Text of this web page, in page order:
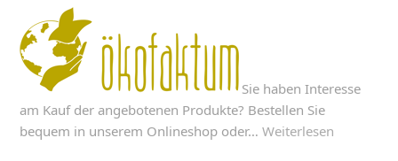
Sie haben Interesse
am Kauf der angebotenen Produkte? Bestellen Sie
bequem in unserem Onlineshop oder…Weiterlesen